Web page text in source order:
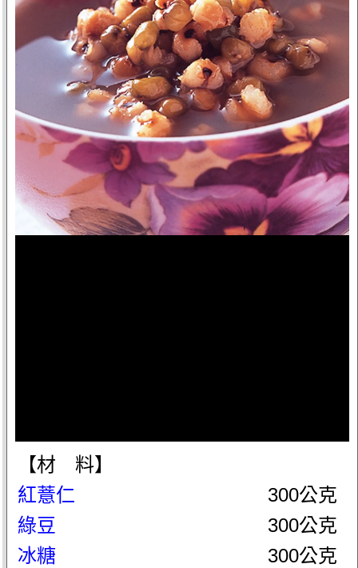
【材 料】
紅薏仁
300公克
綠豆
300公克
冰糖
300公克